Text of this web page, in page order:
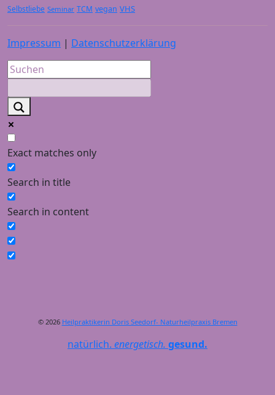
Selbstliebe Seminar TCM vegan VHS
Impressum | Datenschutzerklärung
Exact matches only
Search in title
Search in content
© 2026 Heilpraktikerin Doris Seedorf- Naturheilpraxis Bremen
natürlich. energetisch. gesund.